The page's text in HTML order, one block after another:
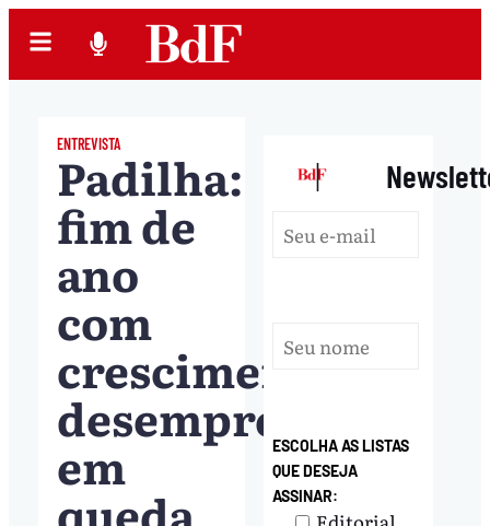
ENTREVISTA
Padilha:
fim de
ano
com
crescimento,
desemprego
em
queda
|
ESCOLHA AS LISTAS
QUE DESEJA
ASSINAR: